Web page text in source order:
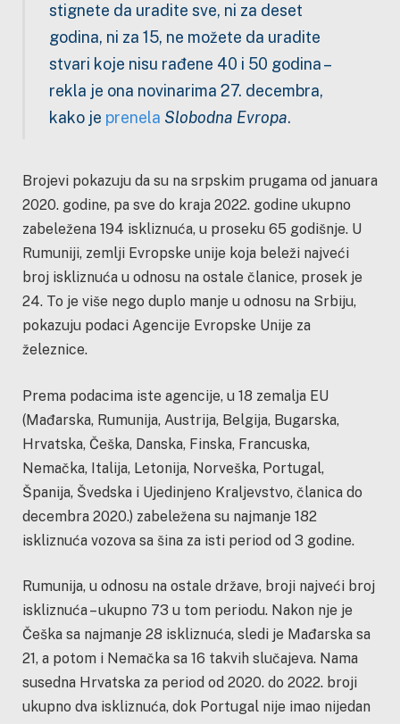
stignete da uradite sve, ni za deset
godina, ni za 15, ne možete da uradite
stvari koje nisu rađene 40 i 50 godina –
rekla je ona novinarima 27. decembra,
kako je prenela Slobodna Evropa.
Brojevi pokazuju da su na srpskim prugama od januara
2020. godine, pa sve do kraja 2022. godine ukupno
zabeležena 194 iskliznuća, u proseku 65 godišnje. U
Rumuniji, zemlji Evropske unije koja beleži najveći
broj iskliznuća u odnosu na ostale članice, prosek je
24. To je više nego duplo manje u odnosu na Srbiju,
pokazuju podaci Agencije Evropske Unije za
železnice.
Prema podacima iste agencije, u 18 zemalja EU
(Mađarska, Rumunija, Austrija, Belgija, Bugarska,
Hrvatska, Češka, Danska, Finska, Francuska,
Nemačka, Italija, Letonija, Norveška, Portugal,
Španija, Švedska i Ujedinjeno Kraljevstvo, članica do
decembra 2020.) zabeležena su najmanje 182
iskliznuća vozova sa šina za isti period od 3 godine.
Rumunija, u odnosu na ostale države, broji najveći broj
iskliznuća – ukupno 73 u tom periodu. Nakon nje je
Češka sa najmanje 28 iskliznuća, sledi je Mađarska sa
21, a potom i Nemačka sa 16 takvih slučajeva. Nama
susedna Hrvatska za period od 2020. do 2022. broji
ukupno dva iskliznuća, dok Portugal nije imao nijedan